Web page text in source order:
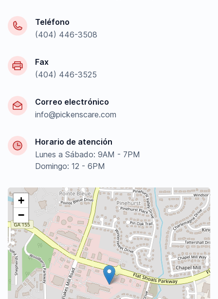
Teléfono
(404) 446-3508
Fax
(404) 446-3525
Correo electrónico
info@pickenscare.com
Horario de atención
Lunes a Sábado: 9AM - 7PM
Domingo: 12 - 6PM
+
−